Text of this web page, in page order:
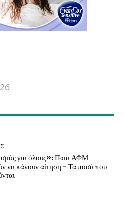
για όλους»: Ποια ΑΦΜ
να κάνουν αίτηση – Τα ποσά που